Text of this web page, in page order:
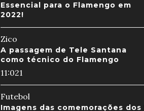
Essencial para o Flamengo em
2022!
Zico
A passagem de Tele Santana
como técnico do Flamengo
11:021
Futebol
Imagens das comemorações dos